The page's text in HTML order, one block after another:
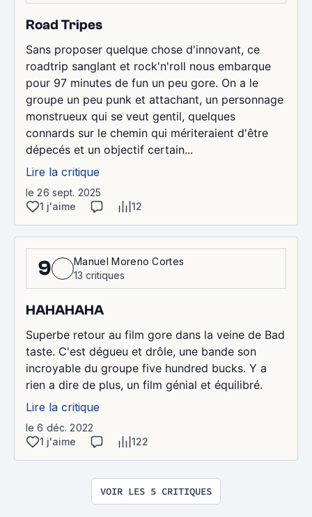
Road Tripes
Sans proposer quelque chose d'innovant, ce
roadtrip sanglant et rock'n'roll nous embarque
pour 97 minutes de fun un peu gore. On a le
groupe un peu punk et attachant, un personnage
monstrueux qui se veut gentil, quelques
connards sur le chemin qui mériteraient d'être
dépecés et un objectif certain...
Lire la critique
le 26 sept. 2025
1 j'aime
12
9
Manuel Moreno Cortes
13 critiques
HAHAHAHA
Superbe retour au film gore dans la veine de Bad
taste. C'est dégueu et drôle, une bande son
incroyable du groupe five hundred bucks. Y a
rien a dire de plus, un film génial et équilibré.
Lire la critique
le 6 déc. 2022
1 j'aime
122
VOIR LES 5 CRITIQUES